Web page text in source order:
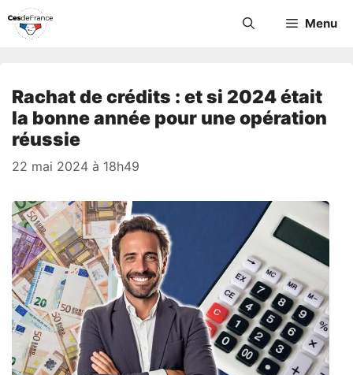
Aller
Menu
Rachat de crédits : et si 2024 était
la bonne année pour une opération
réussie
22 mai 2024 à 18h49